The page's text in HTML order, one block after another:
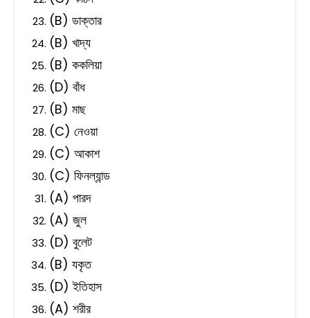
(B) ডাক্তার
(B) খাদ্য
(B) ককলিয়া
(D) বাঁধ
(B) মাছ
(C) নেওয়া
(C) আকাশ
(C) ফিনল্যান্ড
(A) পারদ
(A) জুল
(D) বুলেট
(B) যকৃত
(D) ইতিহাস
(A) শরীর